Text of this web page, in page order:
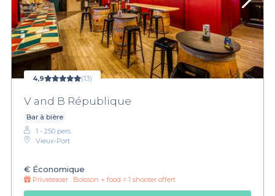
4,9 (13)
V and B République
Bar à bière
1 - 250 pers.
Vieux-Port
€ Économique
Privateaser : Boisson + food = 1 shooter offert